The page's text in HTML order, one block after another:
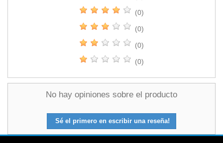
(0)
(0)
(0)
(0)
No hay opiniones sobre el producto
Sé el primero en escribir una reseña!